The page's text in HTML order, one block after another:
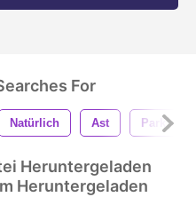
For
Natürlich Ast Park
Heruntergeladen
Heruntergeladen